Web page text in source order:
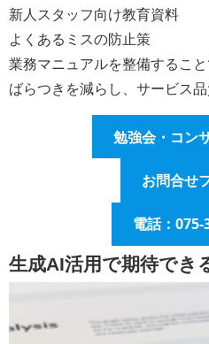
新人スタッフ向け教育資料
よくあるミスの防止策
業務マニュアルを整備するこ
ばらつきを減らし、サービス
勉強会・コン
お問合せ
電話：075-
生成AI活用で期待でき